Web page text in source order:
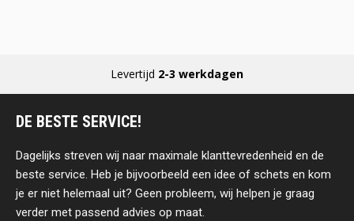
Levertijd 2-3 werkdagen
DE BESTE SERVICE!
Dagelijks streven wij naar maximale klanttevredenheid en de
beste service. Heb je bijvoorbeeld een idee of schets en kom
je er niet helemaal uit? Geen probleem, wij helpen je graag
verder met passend advies op maat.